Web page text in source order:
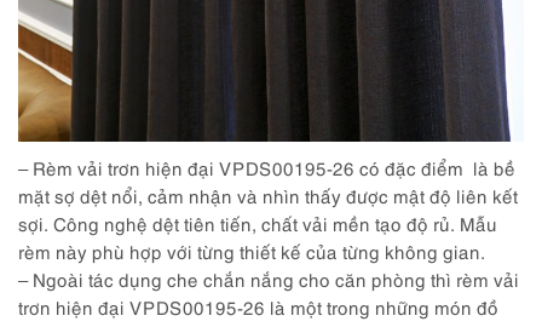
– Rèm vải trơn hiện đại VPDS00195-26 có đặc điểm là bề
mặt sợ dệt nổi, cảm nhận và nhìn thấy được mật độ liên kết
sợi. Công nghệ dệt tiên tiến, chất vải mền tạo độ rủ. Mẫu
rèm này phù hợp với từng thiết kế của từng không gian.
– Ngoài tác dụng che chắn nắng cho căn phòng thì rèm vải
trơn hiện đại VPDS00195-26 là một trong những món đồ